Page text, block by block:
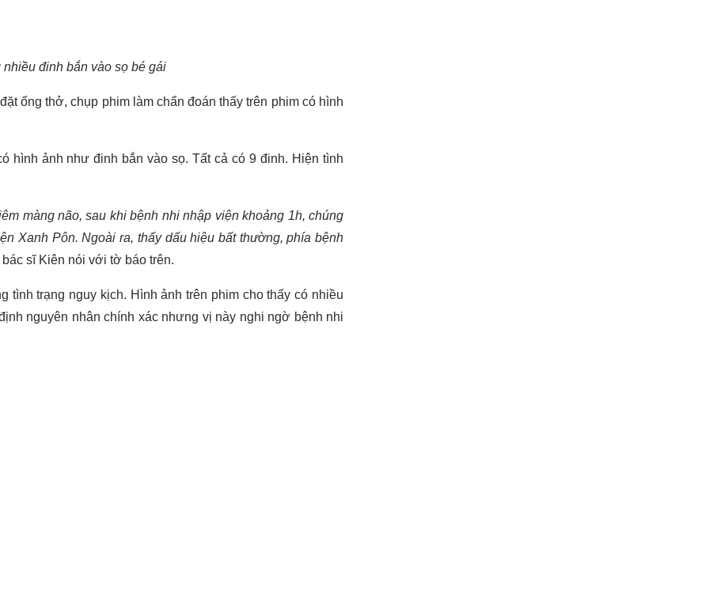
đinh bắn vào sọ bé gái
ống thở, chụp phim làm chẩn đoán thấy trên phim có hình
hình ảnh như đinh bắn vào sọ. Tất cả có 9 đinh. Hiện tình
màng não, sau khi bệnh nhi nhập viện khoảng 1h, chúng
Xanh Pôn. Ngoài ra, thấy dấu hiệu bất thường, phía bệnh
bác sĩ Kiên nói với tờ báo trên.
trạng nguy kịch. Hình ảnh trên phim cho thấy có nhiều
nguyên nhân chính xác nhưng vị này nghi ngờ bệnh nhi